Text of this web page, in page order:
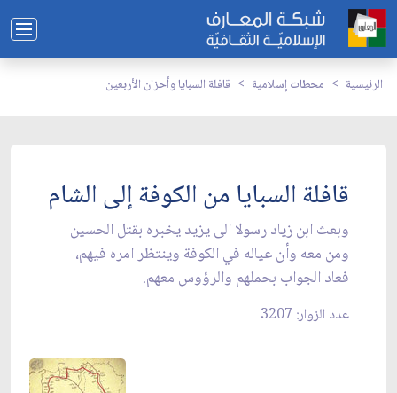
الرئيسية محطات إسلامية قافلة السبايا وأحزان الأربعين
قافلة السبايا من الكوفة إلى الشام
وبعث ابن زياد رسولا الى يزيد يخبره بقتل الحسين
ومن معه وأن عياله في الكوفة وينتظر امره فيهم،
فعاد الجواب بحملهم والرؤوس معهم.
عدد الزوار: 3207